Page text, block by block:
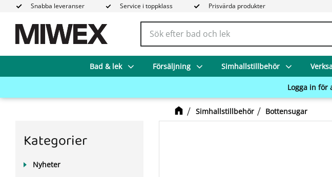
Snabba leveranser Service i toppklass Prisvärda produkter
Bad & lek Försäljning Simhallstillbehör
Logga in för
Simhallstillbehör Bottensugar
Kategorier
Nyheter